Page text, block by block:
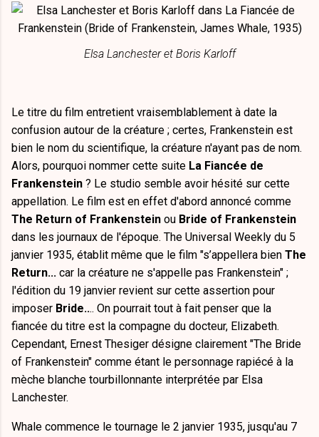
Elsa Lanchester et Boris Karloff
Le titre du film entretient vraisemblablement à date la
confusion autour de la créature ; certes, Frankenstein est
bien le nom du scientifique, la créature n'ayant pas de nom.
Alors, pourquoi nommer cette suite La Fiancée de
Frankenstein ? Le studio semble avoir hésité sur cette
appellation. Le film est en effet d'abord annoncé comme
The Return of Frankenstein ou Bride of Frankenstein
dans les journaux de l'époque. The Universal Weekly du 5
janvier 1935, établit même que le film "s’appellera bien The
Return... car la créature ne s'appelle pas Frankenstein" ;
l'édition du 19 janvier revient sur cette assertion pour
imposer Bride.... On pourrait tout à fait penser que la
fiancée du titre est la compagne du docteur, Elizabeth.
Cependant, Ernest Thesiger désigne clairement "The Bride
of Frankenstein" comme étant le personnage rapiécé à la
mèche blanche tourbillonnante interprétée par Elsa
Lanchester.
Whale commence le tournage le 2 janvier 1935, jusqu'au 7